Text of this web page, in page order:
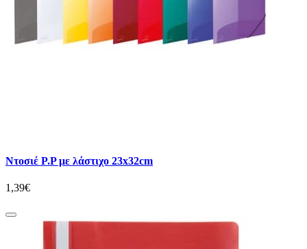
Ντοσιέ P.P με λάστιχο 23x32cm
1,39€